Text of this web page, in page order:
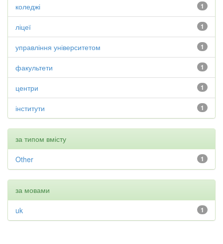
1
коледжі
1
ліцеї
1
управління університетом
1
факультети
1
центри
1
інститути
за типом вмісту
1
Other
за мовами
1
uk